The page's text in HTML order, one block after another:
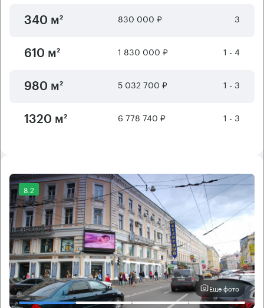
340 м² 830 000 ₽ 3
610 м² 1 830 000 ₽ 1 - 4
980 м² 5 032 700 ₽ 1 - 3
1320 м² 6 778 740 ₽ 1 - 3
8.2
Еще фото